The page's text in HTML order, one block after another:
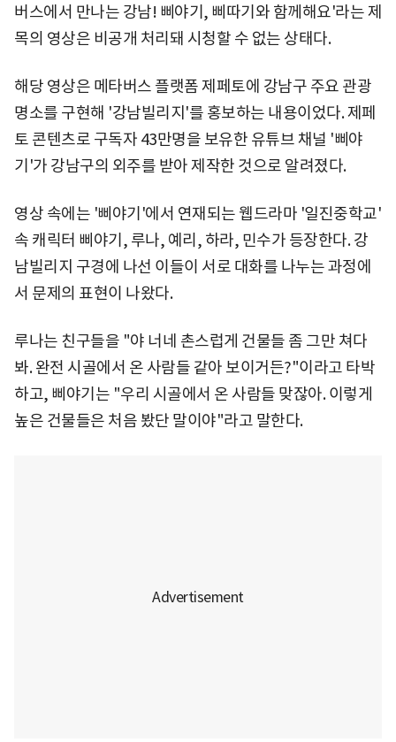
버스에서 만나는 강남! 삐야기, 삐따기와 함께해요'라는 제
목의 영상은 비공개 처리돼 시청할 수 없는 상태다.
해당 영상은 메타버스 플랫폼 제페토에 강남구 주요 관광
명소를 구현해 '강남빌리지'를 홍보하는 내용이었다. 제페
토 콘텐츠로 구독자 43만명을 보유한 유튜브 채널 '삐야
기'가 강남구의 외주를 받아 제작한 것으로 알려졌다.
영상 속에는 '삐야기'에서 연재되는 웹드라마 '일진중학교'
속 캐릭터 삐야기, 루나, 예리, 하라, 민수가 등장한다. 강
남빌리지 구경에 나선 이들이 서로 대화를 나누는 과정에
서 문제의 표현이 나왔다.
루나는 친구들을 "야 너네 촌스럽게 건물들 좀 그만 쳐다
봐. 완전 시골에서 온 사람들 같아 보이거든?"이라고 타박
하고, 삐야기는 "우리 시골에서 온 사람들 맞잖아. 이렇게
높은 건물들은 처음 봤단 말이야"라고 말한다.